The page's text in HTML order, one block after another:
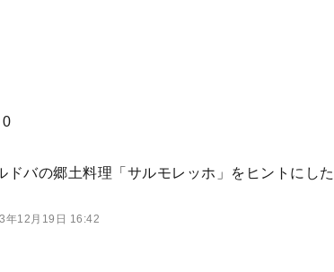
0
ドバの郷土料理「サルモレッホ」をヒントにし
年12月19日 16:42